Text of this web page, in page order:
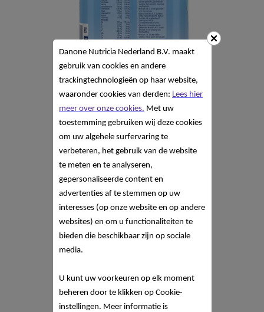
Danone Nutricia Nederland B.V. maakt
gebruik van cookies en andere
trackingtechnologieën op haar website,
waaronder cookies van derden: Lees hier
meer over onze cookies. Met uw
toestemming gebruiken wij deze cookies
om uw algehele surfervaring te
verbeteren, het gebruik van de website
te meten en te analyseren,
gepersonaliseerde content en
advertenties af te stemmen op uw
interesses (op onze website en op andere
websites) en om u functionaliteiten te
bieden die beschikbaar zijn op sociale
media.
U kunt uw voorkeuren op elk moment
beheren door te klikken op Cookie-
instellingen. Meer informatie is